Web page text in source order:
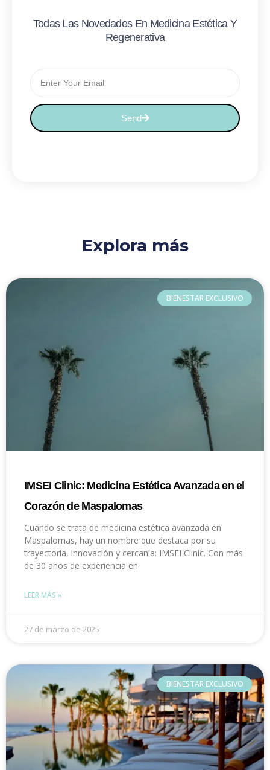
Todas Las Novedades En Medicina Estética Y
Regenerativa
Send
Explora más
BIENESTAR EXCLUSIVO
IMSEI Clinic: Medicina Estética Avanzada en el
Corazón de Maspalomas
Cuando se trata de medicina estética avanzada en
Maspalomas, hay un nombre que destaca por su
trayectoria, innovación y cercanía: IMSEI Clinic. Con más
de 30 años de experiencia en
LEER MÁS »
27 de marzo de 2025
BIENESTAR EXCLUSIVO